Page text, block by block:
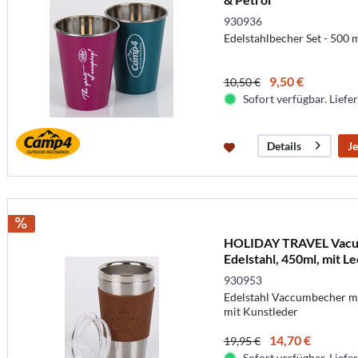
930936
Edelstahlbecher Set - 500
10,50 € 9,50 €
Sofort verfügbar.
Details
HOLIDAY TRAVEL
Edelstahl, 450ml, mit
930953
Edelstahl Vaccumbecher
mit Kunstleder
19,95 € 14,70 €